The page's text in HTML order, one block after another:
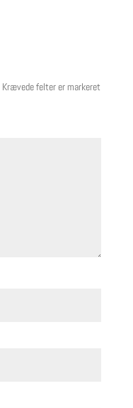
Krævede felter er markeret